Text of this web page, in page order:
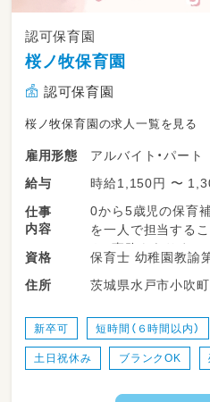
認可保育園
桜ノ牧保育園
認可保育園
桜ノ牧保育園の求人一覧を見る
雇用形態
アルバイト・パート
給与
時給1,150円 〜
仕事
内容
0から5歳児の保育
を一人で担当する
や、事務もありませ
資格
保育士 幼稚園教
住所
茨城県水戸市小吹
新卒可 短時間（６時間以内）
土日祝休み ブランクOK